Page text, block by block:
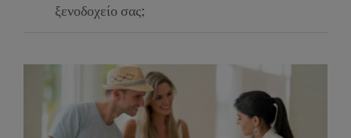
ξενοδοχείο σας;